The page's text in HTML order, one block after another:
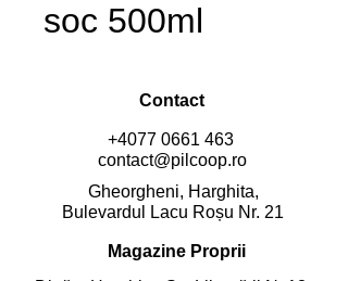
soc 500ml
Contact
+4077 0661 463
contact@pilcoop.ro
Gheorgheni, Harghita,
Bulevardul Lacu Roșu Nr. 21
Magazine Proprii